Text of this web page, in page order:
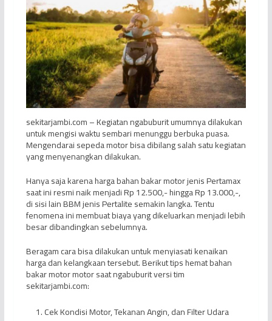
sekitarjambi.com – Kegiatan ngabuburit umumnya dilakukan
untuk mengisi waktu sembari menunggu berbuka puasa.
Mengendarai sepeda motor bisa dibilang salah satu kegiatan
yang menyenangkan dilakukan.
Hanya saja karena harga bahan bakar motor jenis Pertamax
saat ini resmi naik menjadi Rp 12.500,- hingga Rp 13.000,-,
di sisi lain BBM jenis Pertalite semakin langka. Tentu
fenomena ini membuat biaya yang dikeluarkan menjadi lebih
besar dibandingkan sebelumnya.
Beragam cara bisa dilakukan untuk menyiasati kenaikan
harga dan kelangkaan tersebut. Berikut tips hemat bahan
bakar motor motor saat ngabuburit versi tim
sekitarjambi.com:
Cek Kondisi Motor, Tekanan Angin, dan Filter Udara